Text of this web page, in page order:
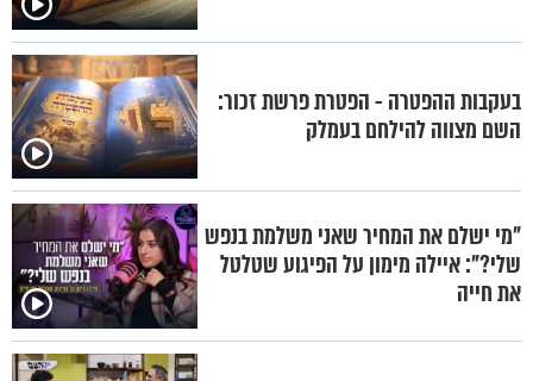
בעקבות ההפטרה - הפטרת פרשת זכור:
השם מצווה להילחם בעמלק
"מי ישלם את המחיר שאני משלמת בנפש
שלי?": איילה מימון על הפיגוע שטלטל
את חייה